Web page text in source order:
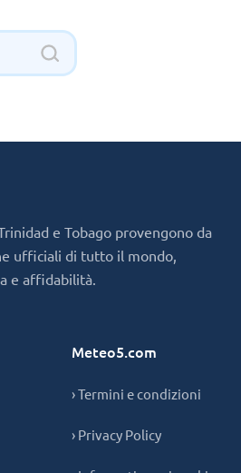
e Tobago provengono da
ufficiali di tutto il mondo,
e affidabilità.
Meteo5.com
› Termini e condizioni
› Privacy Policy